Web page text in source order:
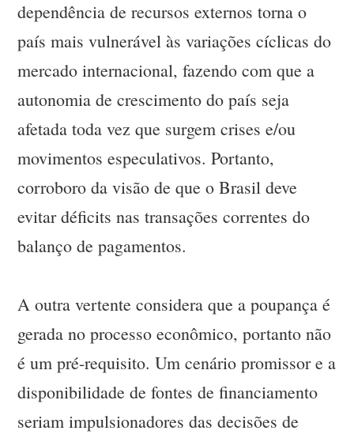
dependência de recursos externos torna o
país mais vulnerável às variações cíclicas do
mercado internacional, fazendo com que a
autonomia de crescimento do país seja
afetada toda vez que surgem crises e/ou
movimentos especulativos. Portanto,
corroboro da visão de que o Brasil deve
evitar déficits nas transações correntes do
balanço de pagamentos.
A outra vertente considera que a poupança é
gerada no processo econômico, portanto não
é um pré-requisito. Um cenário promissor e a
disponibilidade de fontes de financiamento
seriam impulsionadores das decisões de